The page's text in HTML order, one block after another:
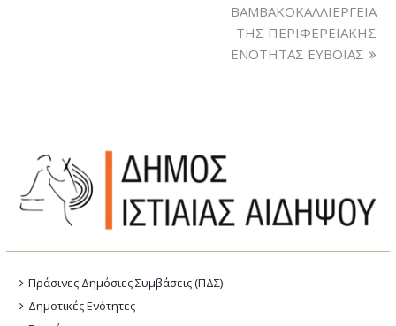
ΒΑΜΒΑΚΟΚΑΛΛΙΕΡΓΕΙΑ
ΤΗΣ ΠΕΡΙΦΕΡΕΙΑΚΗΣ
ΕΝΟΤΗΤΑΣ ΕΥΒΟΙΑΣ
Πράσινες Δημόσιες Συμβάσεις (ΠΔΣ)
Δημοτικές Ενότητες